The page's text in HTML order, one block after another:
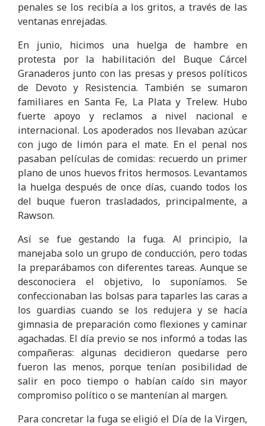
penales se los recibía a los gritos, a través de las
ventanas enrejadas.
En junio, hicimos una huelga de hambre en
protesta por la habilitación del Buque Cárcel
Granaderos junto con las presas y presos políticos
de Devoto y Resistencia. También se sumaron
familiares en Santa Fe, La Plata y Trelew. Hubo
fuerte apoyo y reclamos a nivel nacional e
internacional. Los apoderados nos llevaban azúcar
con jugo de limón para el mate. En el penal nos
pasaban películas de comidas: recuerdo un primer
plano de unos huevos fritos hermosos. Levantamos
la huelga después de once días, cuando todos los
del buque fueron trasladados, principalmente, a
Rawson.
Así se fue gestando la fuga. Al principio, la
manejaba solo un grupo de conducción, pero todas
la preparábamos con diferentes tareas. Aunque se
desconociera el objetivo, lo suponíamos. Se
confeccionaban las bolsas para taparles las caras a
los guardias cuando se los redujera y se hacía
gimnasia de preparación como flexiones y caminar
agachadas. El día previo se nos informó a todas las
compañeras: algunas decidieron quedarse pero
fueron las menos, porque tenían posibilidad de
salir en poco tiempo o habían caído sin mayor
compromiso político o se mantenían al margen.
Para concretar la fuga se eligió el Día de la Virgen,